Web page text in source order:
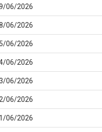
06/2026
06/2026
06/2026
06/2026
06/2026
06/2026
06/2026